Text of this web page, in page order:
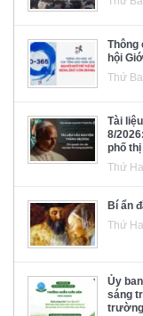
Thông
hội
Thứ
Tài
8/
phố thị
Thứ
Bí ẩn
Thứ
Ủy
sáng